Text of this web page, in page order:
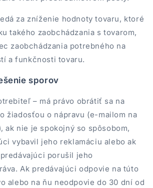
za zníženie hodnoty tovaru, ktoré
takého zaobchádzania s tovarom,
zaobchádzania potrebného na
a funkčnosti tovaru.
sporov
– má právo obrátiť sa na
žiadosťou o nápravu (e-mailom na
ak nie je spokojný so spôsobom,
vybavil jeho reklamáciu alebo ak
porušil jeho
Ak predávajúci odpovie na túto
alebo na ňu neodpovie do 30 dní od